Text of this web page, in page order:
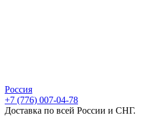
Россия
+7 (776) 007-04-78
Доставка по всей России и СНГ.